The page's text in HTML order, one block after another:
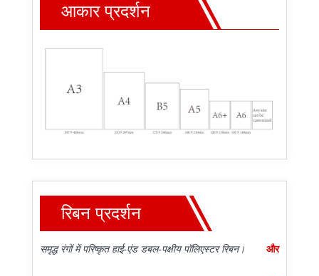
आकार प्रदर्शन
रिबन प्रदर्शन
समृद्ध रंगों में परिष्कृत हाई-एंड डबल-पक्षीय पॉलिएस्टर रिबन। और